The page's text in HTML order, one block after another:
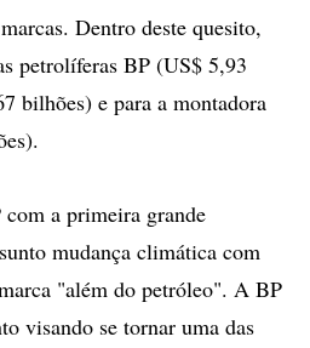
Dentro deste quesito,
petrolíferas BP (US$ 5,93
bilhões) e para a montadora
a primeira grande
mudança climática com
"além do petróleo". A BP
visando se tornar uma das